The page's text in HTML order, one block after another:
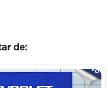
de: